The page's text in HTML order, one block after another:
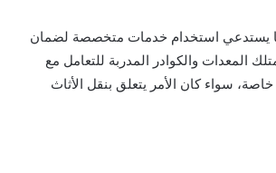
مما يستدعي استخدام خدمات متخصصة لضمان
المعدات والكوادر المدربة للتعامل مع
سواء كان الأمر يتعلق بنقل الأثاث